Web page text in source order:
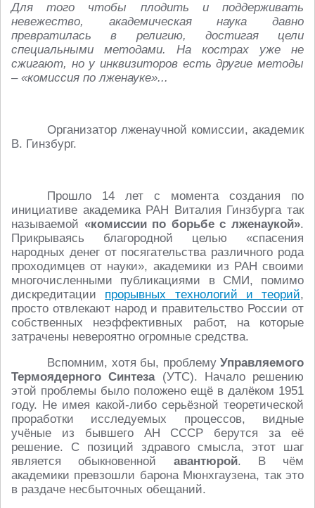
Для того чтобы плодить и поддерживать
невежество, академическая наука давно
превратилась в религию, достигая цели
специальными методами. На кострах уже не
сжигают, но у инквизиторов есть другие методы
– «комиссия по лженауке»...
Организатор лженаучной комиссии, академик
В. Гинзбург.
Прошло 14 лет с момента создания по
инициативе академика РАН Виталия Гинзбурга так
называемой «комиссии по борьбе с лженаукой».
Прикрываясь благородной целью «спасения
народных денег от посягательства различного рода
проходимцев от науки», академики из РАН своими
многочисленными публикациями в СМИ, помимо
дискредитации прорывных технологий и теорий,
просто отвлекают народ и правительство России от
собственных неэффективных работ, на которые
затрачены невероятно огромные средства.
Вспомним, хотя бы, проблему Управляемого
Термоядерного Синтеза(УТС). Начало решению
этой проблемы было положено ещё в далёком 1951
году. Не имея какой-либо серьёзной теоретической
проработки исследуемых процессов, видные
учёные из бывшего АН СССР берутся за её
решение. С позиций здравого смысла, этот шаг
является обыкновенной авантюрой. В чём
академики превзошли барона Мюнхгаузена, так это
в раздаче несбыточных обещаний.